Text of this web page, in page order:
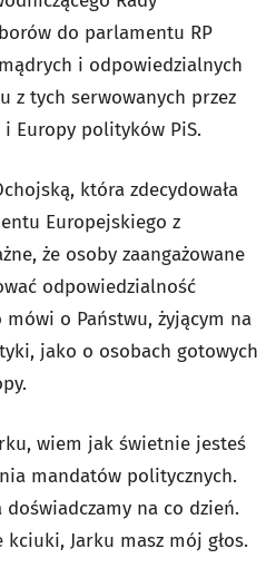
do parlamentu RP
i odpowiedzialnych
z tych serwowanych przez
Europy polityków PiS.
która zdecydowała
Europejskiego z
że osoby zaangażowane
odpowiedzialność
o Państwu, żyjącym na
jako o osobach gotowych
wiem jak świetnie jesteś
mandatów politycznych.
na co dzień.
kciuki, Jarku masz mój głos.